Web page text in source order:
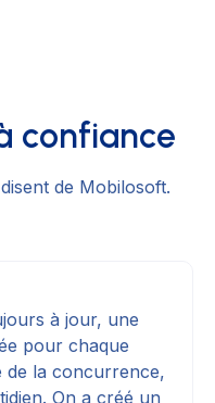
confiance
de Mobilosoft.
à jour, une
pour chaque
de la concurrence,
On a créé un